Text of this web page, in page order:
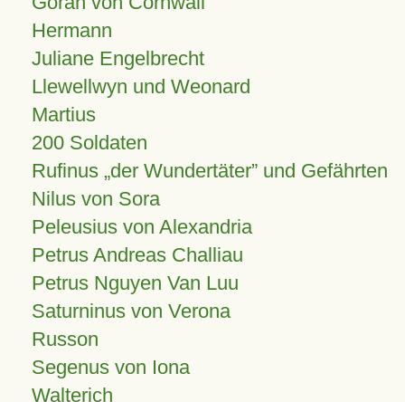
Hermann
Juliane Engelbrecht
Llewellwyn und Weonard
Martius
200 Soldaten
Rufinus „der Wundertäter” und Gefährten
Nilus von Sora
Peleusius von Alexandria
Petrus Andreas Challiau
Petrus Nguyen Van Luu
Saturninus von Verona
Russon
Segenus von Iona
Walterich